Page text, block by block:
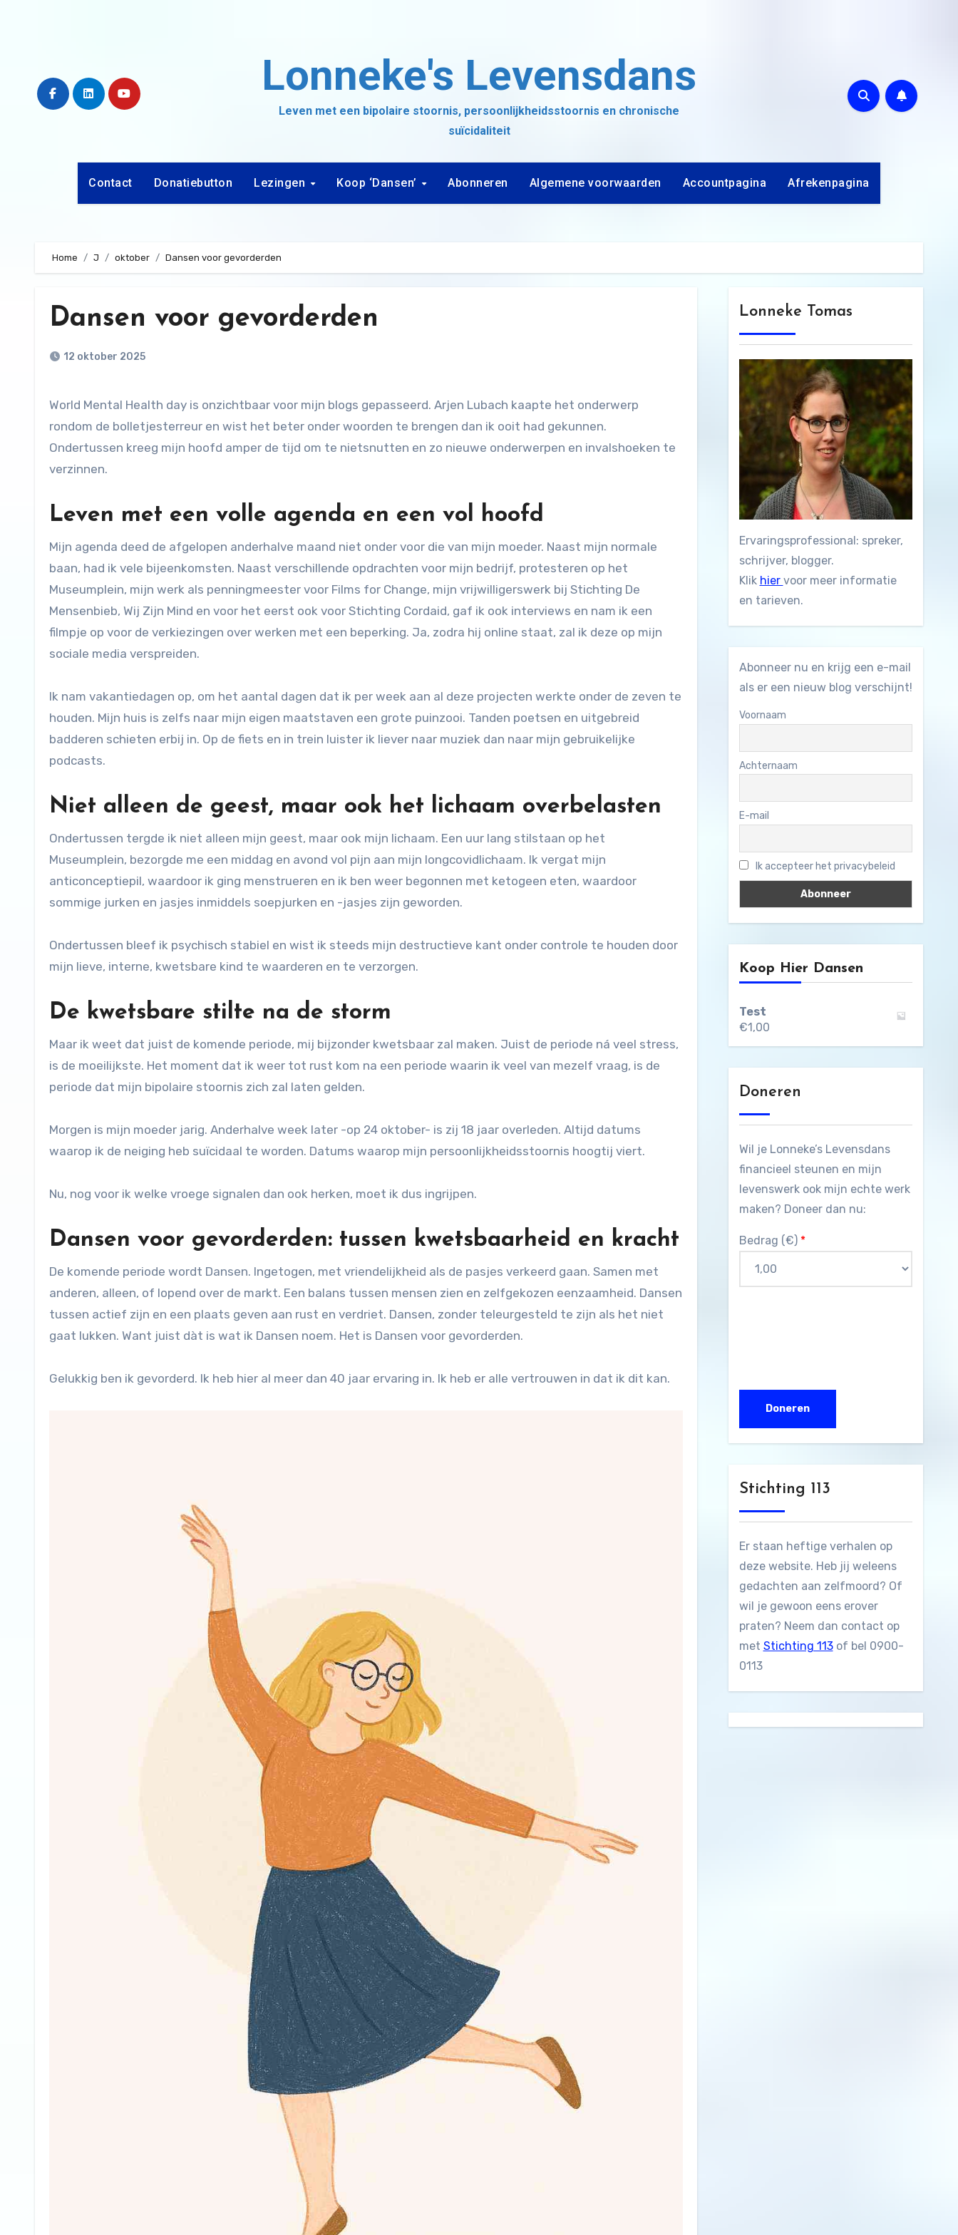
Lonneke's Levensdans
Leven met een bipolaire stoornis, persoonlijkheidsstoornis en chronische
suïcidaliteit
Contact Donatiebutton Lezingen Koop ‘Dansen’ Abonneren Algemene voorwaarden Accountpagina Afrekenpagina
Home J oktober Dansen voor gevorderden
Dansen voor gevorderden
12 oktober 2025
World Mental Health day is onzichtbaar voor mijn blogs gepasseerd. Arjen Lubach kaapte het onderwerp
rondom de bolletjesterreur en wist het beter onder woorden te brengen dan ik ooit had gekunnen.
Ondertussen kreeg mijn hoofd amper de tijd om te nietsnutten en zo nieuwe onderwerpen en invalshoeken te
verzinnen.
Leven met een volle agenda en een vol hoofd
Mijn agenda deed de afgelopen anderhalve maand niet onder voor die van mijn moeder. Naast mijn normale
baan, had ik vele bijeenkomsten. Naast verschillende opdrachten voor mijn bedrijf, protesteren op het
Museumplein, mijn werk als penningmeester voor Films for Change, mijn vrijwilligerswerk bij Stichting De
Mensenbieb, Wij Zijn Mind en voor het eerst ook voor Stichting Cordaid, gaf ik ook interviews en nam ik een
filmpje op voor de verkiezingen over werken met een beperking. Ja, zodra hij online staat, zal ik deze op mijn
sociale media verspreiden.
Ik nam vakantiedagen op, om het aantal dagen dat ik per week aan al deze projecten werkte onder de zeven te
houden. Mijn huis is zelfs naar mijn eigen maatstaven een grote puinzooi. Tanden poetsen en uitgebreid
badderen schieten erbij in. Op de fiets en in trein luister ik liever naar muziek dan naar mijn gebruikelijke
podcasts.
Niet alleen de geest, maar ook het lichaam overbelasten
Ondertussen tergde ik niet alleen mijn geest, maar ook mijn lichaam. Een uur lang stilstaan op het
Museumplein, bezorgde me een middag en avond vol pijn aan mijn longcovidlichaam. Ik vergat mijn
anticonceptiepil, waardoor ik ging menstrueren en ik ben weer begonnen met ketogeen eten, waardoor
sommige jurken en jasjes inmiddels soepjurken en -jasjes zijn geworden.
Ondertussen bleef ik psychisch stabiel en wist ik steeds mijn destructieve kant onder controle te houden door
mijn lieve, interne, kwetsbare kind te waarderen en te verzorgen.
De kwetsbare stilte na de storm
Maar ik weet dat juist de komende periode, mij bijzonder kwetsbaar zal maken. Juist de periode ná veel stress,
is de moeilijkste. Het moment dat ik weer tot rust kom na een periode waarin ik veel van mezelf vraag, is de
periode dat mijn bipolaire stoornis zich zal laten gelden.
Morgen is mijn moeder jarig. Anderhalve week later -op 24 oktober- is zij 18 jaar overleden. Altijd datums
waarop ik de neiging heb suïcidaal te worden. Datums waarop mijn persoonlijkheidsstoornis hoogtij viert.
Nu, nog voor ik welke vroege signalen dan ook herken, moet ik dus ingrijpen.
Dansen voor gevorderden: tussen kwetsbaarheid en kracht
De komende periode wordt Dansen. Ingetogen, met vriendelijkheid als de pasjes verkeerd gaan. Samen met
anderen, alleen, of lopend over de markt. Een balans tussen mensen zien en zelfgekozen eenzaamheid. Dansen
tussen actief zijn en een plaats geven aan rust en verdriet. Dansen, zonder teleurgesteld te zijn als het niet
gaat lukken. Want juist dàt is wat ik Dansen noem. Het is Dansen voor gevorderden.
Gelukkig ben ik gevorderd. Ik heb hier al meer dan 40 jaar ervaring in. Ik heb er alle vertrouwen in dat ik dit kan.
Lonneke Tomas
Ervaringsprofessional: spreker,
schrijver, blogger.
Klik hier voor meer informatie
en tarieven.
Abonneer nu en krijg een e-mail
als er een nieuw blog verschijnt!
Voornaam
Achternaam
E-mail
Ik accepteer het privacybeleid
Koop Hier Dansen
Test
€1,00
Doneren
Wil je Lonneke’s Levensdans
financieel steunen en mijn
levenswerk ook mijn echte werk
maken? Doneer dan nu:
Bedrag (€) *
Stichting 113
Er staan heftige verhalen op
deze website. Heb jij weleens
gedachten aan zelfmoord? Of
wil je gewoon eens erover
praten? Neem dan contact op
met Stichting 113of bel 0900-
0113